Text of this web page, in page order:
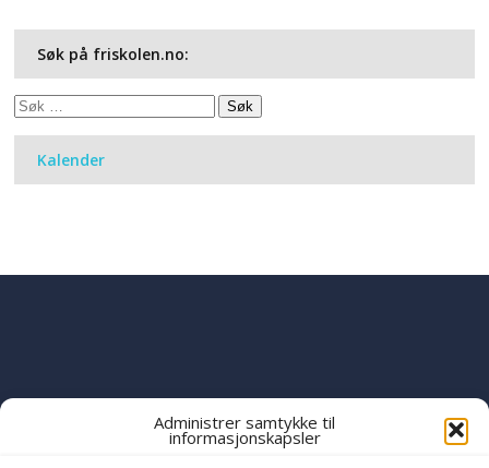
Administrer samtykke til
informasjonskapsler
Søk på friskolen.no:
Søk
Kalender